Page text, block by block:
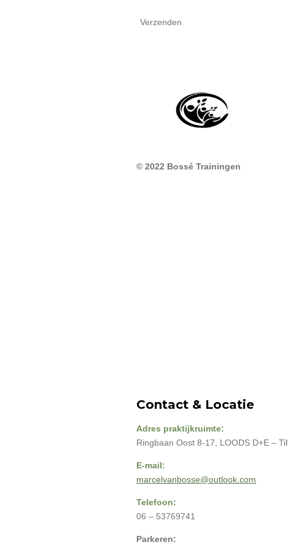
Verzenden
© 2022 Bossé Trainingen
Contact & Locatie
Adres praktijkruimte:
Ringbaan Oost 8-17, LOODS D+E –
E-mail:
marcelvanbosse@outlook.com
Telefoon:
06 – 53769741
Parkeren: